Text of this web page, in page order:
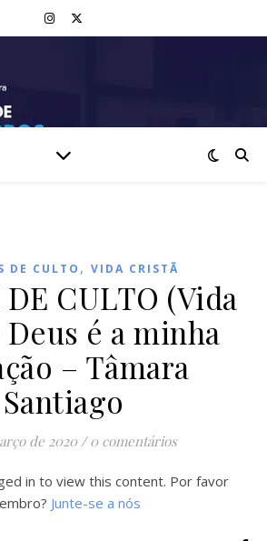
DE CULTO , VIDA CRISTÃ
DE CULTO (Vida
é a minha
– Tâmara
Santiago
de 2020/ 0 comentários
in to view this content. Por favor
Junte-se a nós